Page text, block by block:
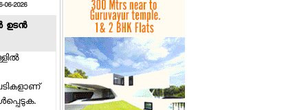
06-2026
ഉടന്‍